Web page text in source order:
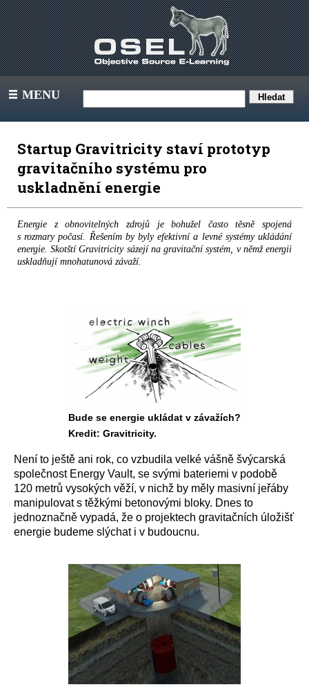
III MENU
Startup Gravitricity staví prototyp
gravitačního systému pro
uskladnění energie
Energie z obnovitelných zdrojů je bohužel často těsně spojená
s rozmary počasí. Řešením by byly efektivní a levné systémy ukládání
energie. Skotští Gravitricity sázejí na gravitační systém, v němž energii
uskladňují mnohatunová závaží.
Bude se energie ukládat v závažích?
Kredit: Gravitricity.
Není to ještě ani rok, co vzbudila velké vášně švýcarská
společnost Energy Vault, se svými bateriemi v podobě
120 metrů vysokých věží, v nichž by měly masivní jeřáby
manipulovat s těžkými betonovými bloky. Dnes to
jednoznačně vypadá, že o projektech gravitačních úložišť
energie budeme slýchat i v budoucnu.